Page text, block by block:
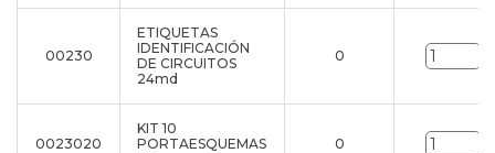
00230
ETIQUETAS
IDENTIFICACIÓN
DE CIRCUITOS
24md
0
0023020
KIT 10
PORTAESQUEMAS
0